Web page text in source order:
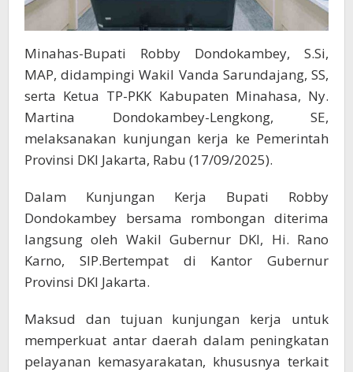
Minahas-Bupati Robby Dondokambey, S.Si,
MAP, didampingi Wakil Vanda Sarundajang, SS,
serta Ketua TP-PKK Kabupaten Minahasa, Ny.
Martina Dondokambey-Lengkong, SE,
melaksanakan kunjungan kerja ke Pemerintah
Provinsi DKI Jakarta, Rabu (17/09/2025).
Dalam Kunjungan Kerja Bupati Robby
Dondokambey bersama rombongan diterima
langsung oleh Wakil Gubernur DKI, Hi. Rano
Karno, SIP.Bertempat di Kantor Gubernur
Provinsi DKI Jakarta.
Maksud dan tujuan kunjungan kerja untuk
memperkuat antar daerah dalam peningkatan
pelayanan kemasyarakatan, khususnya terkait